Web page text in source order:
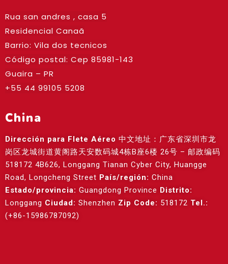
Rua san andres , casa 5
Residencial Canaã
Barrio: Vila dos tecnicos
Código postal: Cep 85981-143
Guaira – PR
+55 44 99105 5208
China
Dirección para Flete Aéreo 中文地址：广东省深圳市龙
岗区龙城街道黄阁路天安数码城4栋B座6楼 26号 – 邮政编码
518172 4B626, Longgang Tianan Cyber City, Huangge
Road, Longcheng Street País/región: China
Estado/provincia: Guangdong Province Distrito:
Longgang Ciudad: Shenzhen Zip Code: 518172 Tel.:
(+86-15986787092)